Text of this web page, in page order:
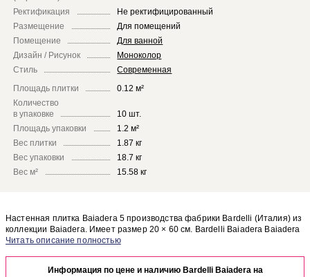
Ректификация
Не ректифицированный
Размещение
Для помещений
Помещение
Для ванной
Дизайн / Рисунок
Моноколор
Стиль
Современная
Площадь плитки
0.12 м²
Количество
в упаковке
10 шт.
Площадь упаковки
1.2 м²
Вес плитки
1.87 кг
Вес упаковки
18.7 кг
Вес м²
15.58 кг
Настенная плитка Baiadera 5 производства фабрики Bardelli (Италия) из
коллекции Baiadera. Имеет размер 20 × 60 см. Bardelli Baiadera Baiadera
5 отлично сочетается с другими элементами коллекции Baiadera.
отделке Вашего помещения, закажите бесплатный дизайн-проект с
использованием элементов коллекции Bardelli Baiadera.
Информация по цене и наличию Bardelli Baiadera на